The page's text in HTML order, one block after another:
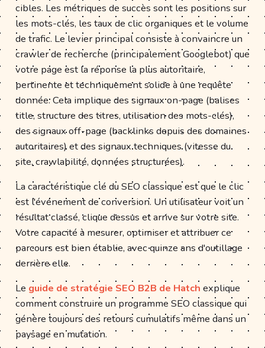
cibles. Les métriques de succès sont les positions sur
les mots-clés, les taux de clic organiques et le volume
de trafic. Le levier principal consiste à convaincre un
crawler de recherche (principalement Googlebot) que
votre page est la réponse la plus autoritaire,
pertinente et techniquement solide à une requête
donnée. Cela implique des signaux on-page (balises
title, structure des titres, utilisation des mots-clés),
des signaux off-page (backlinks depuis des domaines
autoritaires) et des signaux techniques (vitesse du
site, crawlabilité, données structurées).
La caractéristique clé du SEO classique est que le clic
est l'événement de conversion. Un utilisateur voit un
résultat classé, clique dessus et arrive sur votre site.
Votre capacité à mesurer, optimiser et attribuer ce
parcours est bien établie, avec quinze ans d'outillage
derrière elle.
Le guide de stratégie SEO B2B de Hatch explique
comment construire un programme SEO classique qui
génère toujours des retours cumulatifs même dans un
paysage en mutation.